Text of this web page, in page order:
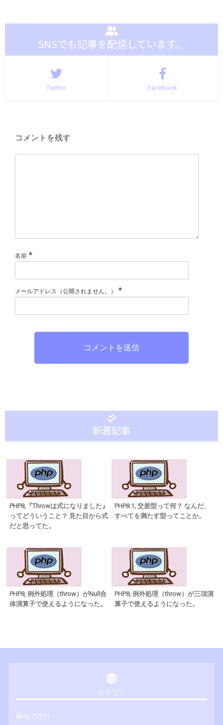
SNSでも記事を配信しています。
Twitter Facebook
コメントを残す
名前 *
メールアドレス（公開されません。） *
コメントを送信
新着記事
PHP8,『Throwは式になりました』
ってどういうこと？ 見た目から式
だと思ってた。
PHP8.1, 交差型って何？ なんだ、
すべてを満たす型ってことか。
PHP8, 例外処理（throw）がNull合
体演算子で使えるようになった。
PHP8, 例外処理（throw）が三項演
算子で使えるようになった。
カテゴリ
Web (351)